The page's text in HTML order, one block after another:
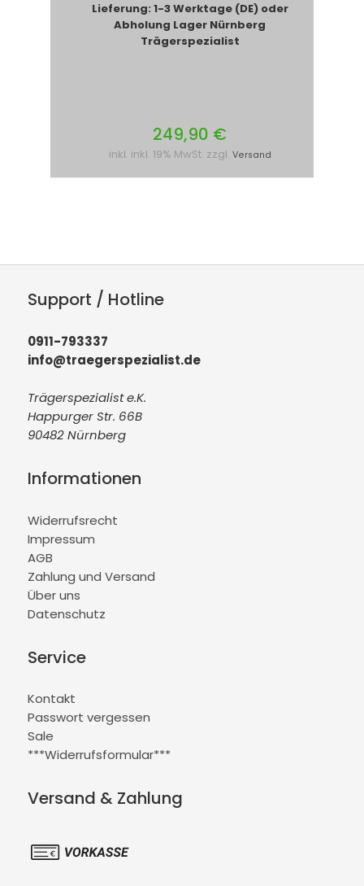
Lieferung: 1-3 Werktage (DE) oder
Abholung Lager Nürnberg
Trägerspezialist
249,90 €
inkl. inkl. 19% MwSt. zzgl. Versand
Support / Hotline
0911-793337
info@traegerspezialist.de
Trägerspezialist e.K.
Happurger Str. 66B
90482 Nürnberg
Informationen
Widerrufsrecht
Impressum
AGB
Zahlung und Versand
Über uns
Datenschutz
Service
Kontakt
Passwort vergessen
Sale
***Widerrufsformular***
Versand & Zahlung